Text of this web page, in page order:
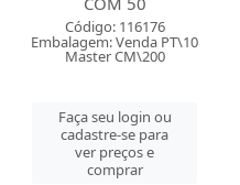
Código: 116176
Embalagem: Venda PT\10
Master CM\200
Faça seu login ou
cadastre-se para
ver preços e
comprar